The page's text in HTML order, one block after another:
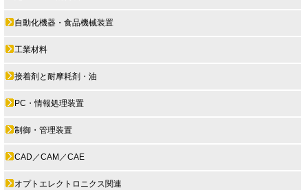
自動化機器・食品機械装置
工業材料
接着剤と耐摩耗剤・油
PC・情報処理装置
制御・管理装置
CAD／CAM／CAE
オプトエレクトロニクス関連